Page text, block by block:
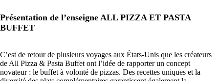
Présentation de l’enseigne ALL PIZZA ET PASTA
BUFFET
C’est de retour de plusieurs voyages aux États-Unis que les créateurs
de All Pizza & Pasta Buffet ont l’idée de rapporter un concept
novateur : le buffet à volonté de pizzas. Des recettes uniques et la